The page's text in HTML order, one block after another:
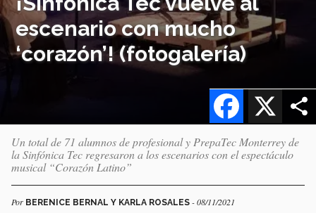
escenario con mucho
‘corazón’! (fotogalería)
X
Facebook
Un total de 71 alumnos de profesional y PrepaTec Monterrey de
la Sinfónica Tec regresaron a los escenarios con el espectáculo
musical “Corazón Latino”
Por BERENICE BERNAL Y KARLA ROSALES - 08/11/2021